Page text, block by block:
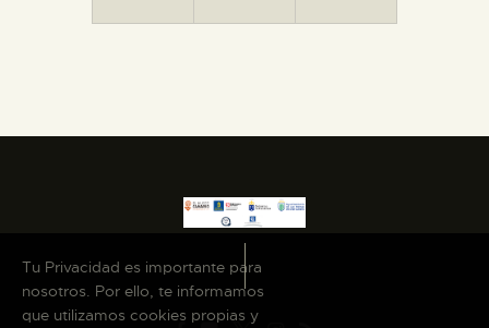
Tu Privacidad es importante para
nosotros. Por ello, te informamos
que utilizamos cookies propias y